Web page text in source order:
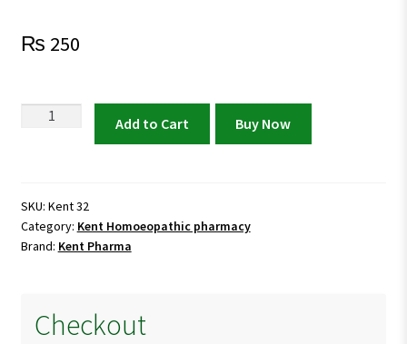
₨ 250
Kent
Hypertension
&
Blood
Add to Cart Buy Now
SKU: Kent 32
Category: Kent Homoeopathic pharmacy
Brand: Kent Pharma
Checkout